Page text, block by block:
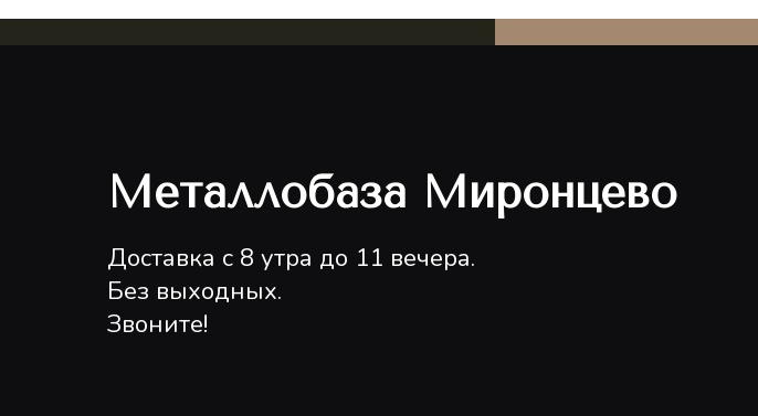
Металлобаза Миронцево
Доставка с 8 утра до 11 вечера.
Без выходных.
Звоните!